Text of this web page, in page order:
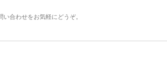
い合わせをお気軽にどうぞ。